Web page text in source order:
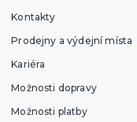
Kontakty
Prodejny a výdejní místa
Kariéra
Možnosti dopravy
Možnosti platby